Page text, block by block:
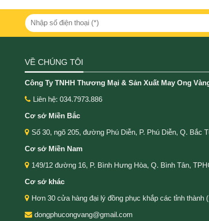
VỀ CHÚNG TÔI
Công Ty TNHH Thương Mại & Sản Xuất May Ong
Liên hệ: 034.7973.886
Cơ sở Miền Bắc
Số 30, ngõ 205, đường Phú Diễn, P. Phú Diễn, Q. Bắc
Cơ sở Miền Nam
149/12 đường 16, P. Bình Hưng Hòa, Q. Bình Tân,
Cơ sở khác
Hơn 30 cửa hàng đại lý đồng phục khắp các tỉnh thành
dongphucongvang@gmail.com